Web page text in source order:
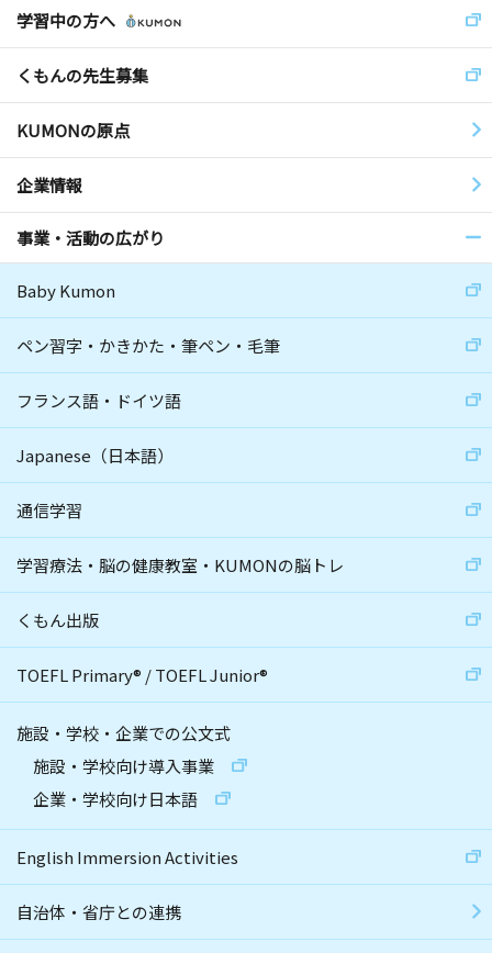
学習中の方へ
くもんの先生募集
KUMONの原点
企業情報
事業・活動の広がり
Baby Kumon
ペン習字・かきかた・筆ペン・毛筆
フランス語・ドイツ語
Japanese（日本語）
通信学習
学習療法・脳の健康教室・KUMONの脳トレ
くもん出版
TOEFL Primary® /TOEFL Junior®
施設・学校・企業での公文式
施設・学校向け導入事業
企業・学校向け日本語
English Immersion Activities
自治体・省庁との連携